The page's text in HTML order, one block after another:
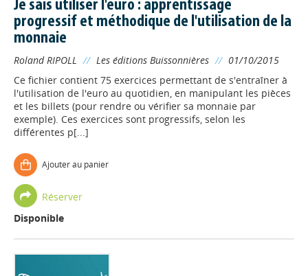
Je sais utiliser l'euro : apprentissage
progressif et méthodique de l'utilisation de la
monnaie
Roland RIPOLL // Les éditions Buissonnières // 01/10/2015
Ce fichier contient 75 exercices permettant de s'entraîner à
l'utilisation de l'euro au quotidien, en manipulant les pièces
et les billets (pour rendre ou vérifier sa monnaie par
exemple). Ces exercices sont progressifs, selon les
différentes p[...]
Ajouter au panier
Réserver
Disponible